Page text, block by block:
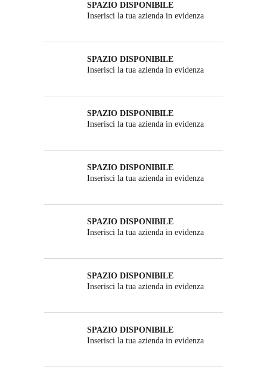
SPAZIO DISPONIBILE
Inserisci la tua azienda in evidenza
SPAZIO DISPONIBILE
Inserisci la tua azienda in evidenza
SPAZIO DISPONIBILE
Inserisci la tua azienda in evidenza
SPAZIO DISPONIBILE
Inserisci la tua azienda in evidenza
SPAZIO DISPONIBILE
Inserisci la tua azienda in evidenza
SPAZIO DISPONIBILE
Inserisci la tua azienda in evidenza
SPAZIO DISPONIBILE
Inserisci la tua azienda in evidenza